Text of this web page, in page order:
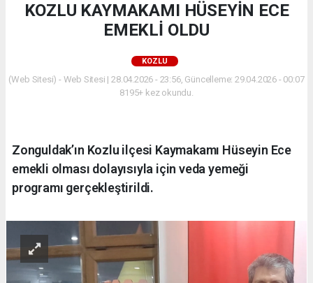
KOZLU KAYMAKAMI HÜSEYİN ECE
EMEKLİ OLDU
KOZLU
(Web Sitesi) - Web Sitesi | 28.04.2026 - 23:56, Güncelleme: 29.04.2026 - 00:07
8195+ kez okundu.
Zonguldak’ın Kozlu ilçesi Kaymakamı Hüseyin Ece
emekli olması dolayısıyla için veda yemeği
programı gerçekleştirildi.